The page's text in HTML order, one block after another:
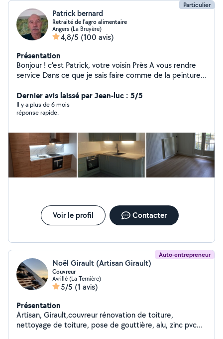
Particulier
Patrick bernard
Retraité de l'agro alimentaire
Angers (La Bruyère)
4,8/5 (100 avis)
Présentation
Bonjour ! c'est Patrick, votre voisin Près A vous rendre
service Dans ce que je sais faire comme de la peinture,
kit, et de la soudure avec tout le matériel je reste a
votre écoute cdlt Patrick
Dernier avis laissé par Jean-luc : 5/5
Il y a plus de 6 mois
réponse rapide.
Voir le profil Contacter
Auto-entrepreneur
Noël Girault (Artisan Girault)
Couvreur
Avrillé (La Ternière)
5/5 (1 avis)
Présentation
Artisan, Girault,couvreur rénovation de toiture,
nettoyage de toiture, pose de gouttière, alu, zinc pvc